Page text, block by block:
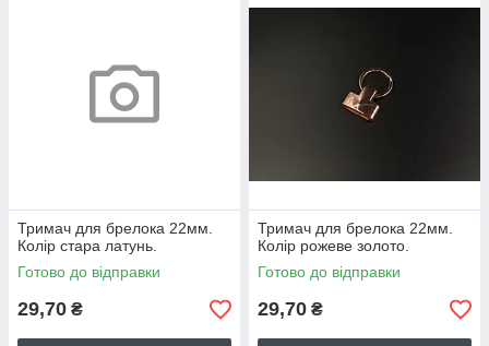
Тримач для брелока 22мм.
Колір стара латунь.
Готово до відправки
29,70 ₴
Тримач для брелока 22мм.
Колір рожеве золото.
Готово до відправки
29,70 ₴